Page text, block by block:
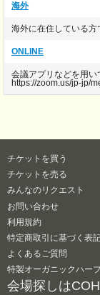
海外
海外に在住している
ONLINE
会議アプリなどを用い
https://zoom.us/jp-jp/
チケットを買う
チケットを売る
みんなのリクエスト
お問い合わせ
利用規約
特定商取引に基づく表
よくあるご質問
特製オーガニックハー
会場探しは